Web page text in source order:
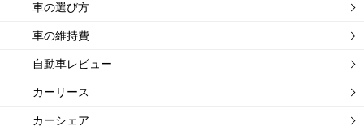
車の選び方
車の維持費
自動車レビュー
カーリース
カーシェア